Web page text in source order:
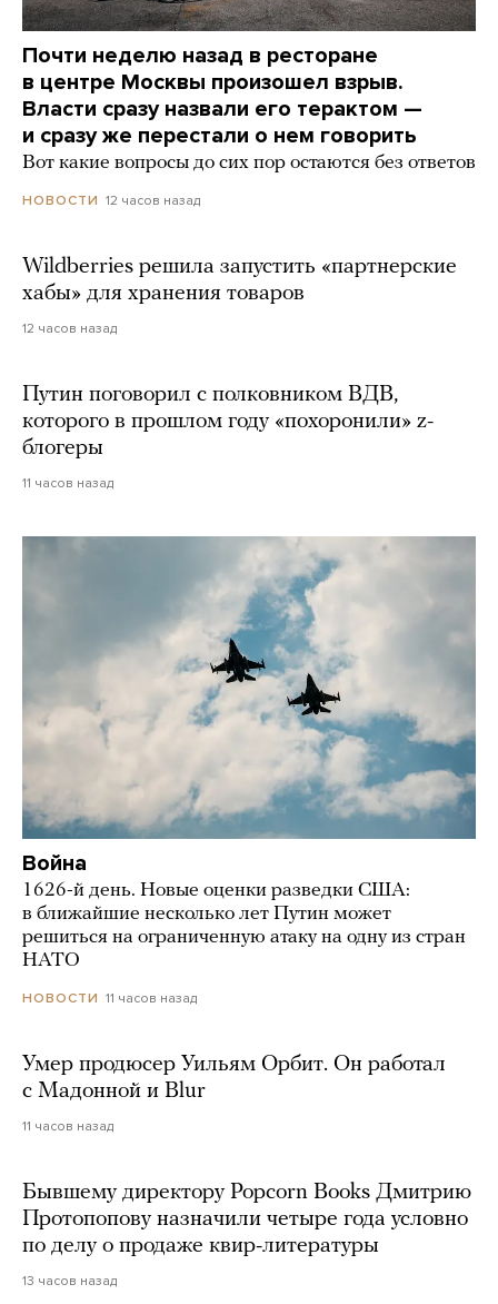
Почти неделю назад в ресторане
в центре Москвы произошел взрыв.
Власти сразу назвали его терактом —
и сразу же перестали о нем говорить
Вот какие вопросы до сих пор остаются без ответов
НОВОСТИ 12 часов назад
Wildberries решила запустить «партнерские
хабы» для хранения товаров
12 часов назад
Путин поговорил с полковником ВДВ,
которого в прошлом году «похоронили» z-
блогеры
11 часов назад
Война
1626-й день. Новые оценки разведки США:
в ближайшие несколько лет Путин может
решиться на ограниченную атаку на одну из стран
НАТО
НОВОСТИ 11 часов назад
Умер продюсер Уильям Орбит. Он работал
с Мадонной и Blur
11 часов назад
Бывшему директору Popcorn Books Дмитрию
Протопопову назначили четыре года условно
по делу о продаже квир-литературы
13 часов назад